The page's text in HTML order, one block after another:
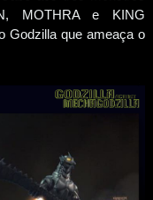
MOTHRA e KING
Godzilla que ameaça o